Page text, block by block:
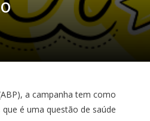
a campanha tem como
é uma questão de saúde